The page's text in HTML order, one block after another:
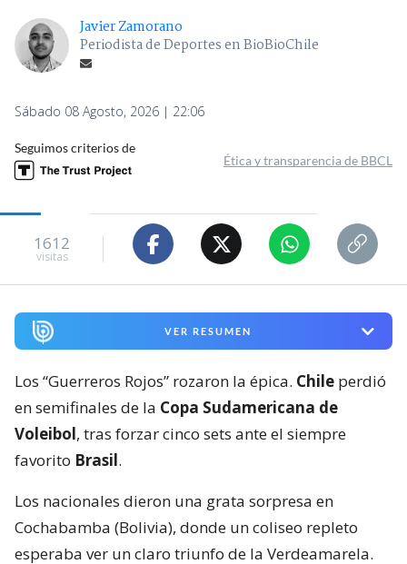
Javier Zamorano
Periodista de Deportes en BioBioChile
Sábado 08 Agosto, 2026 | 22:06
Seguimos criterios de
Ética y transparencia de BBCL
1612
visitas
VER RESUMEN
Los “Guerreros Rojos” rozaron la épica. Chile perdió
en semifinales de la Copa Sudamericana de
Voleibol, tras forzar cinco sets ante el siempre
favorito Brasil.
Los nacionales dieron una grata sorpresa en
Cochabamba (Bolivia), donde un coliseo repleto
esperaba ver un claro triunfo de la Verdeamarela.